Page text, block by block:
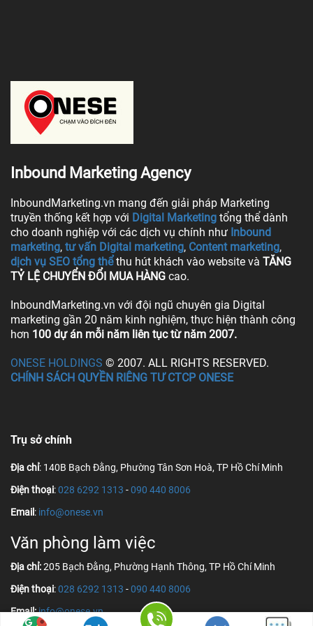
Inbound Marketing Agency
InboundMarketing.vn mang đến giải pháp Marketing
truyền thống kết hợp với Digital Marketing tổng thể dành
cho doanh nghiệp với các dịch vụ chính như Inbound
marketing, tư vấn Digital marketing, Content marketing,
dịch vụ SEO tổng thể thu hút khách vào website và TĂNG
TỶ LỆ CHUYỂN ĐỔI MUA HÀNG cao.
InboundMarketing.vn với đội ngũ chuyên gia Digital
marketing gần 20 năm kinh nghiệm, thực hiện thành công
hơn 100 dự án mỗi năm liên tục từ năm 2007.
ONESE HOLDINGS © 2007. ALL RIGHTS RESERVED.
CHÍNH SÁCH QUYỀN RIÊNG TƯ CTCP ONESE
Trụ sở chính
Địa chỉ: 140B Bạch Đằng, Phường Tân Sơn Hoà, TP Hồ Chí Minh
Điện thoại:028 6292 1313 -090 440 8006
Email : info@onese.vn
Văn phòng làm việc
Địa chỉ:205 Bạch Đằng, Phường Hạnh Thông, TP Hồ Chí Minh
Điện thoại:028 6292 1313 -090 440 8006
Email:info@onese.vn